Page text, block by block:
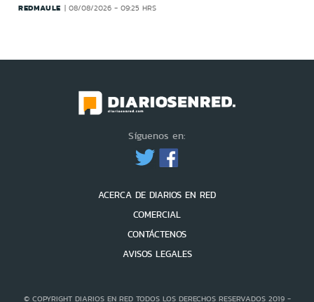
REDMAULE 08/08/2026 - 09:25 HRS
Síguenos en:
ACERCA DE DIARIOS EN RED
COMERCIAL
CONTÁCTENOS
AVISOS LEGALES
© COPYRIGHT DIARIOS EN RED TODOS LOS DERECHOS RESERVADOS 2019 -